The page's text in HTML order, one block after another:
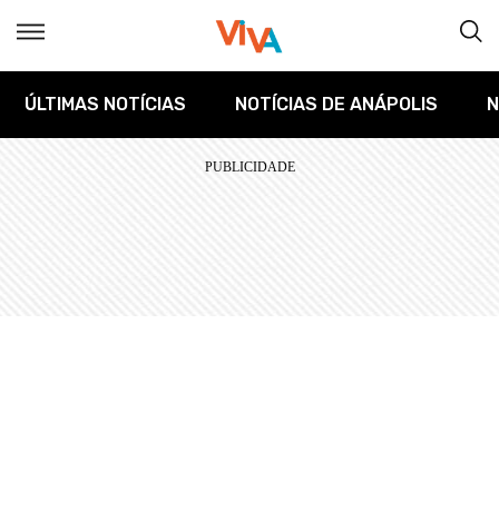
ÚLTIMAS NOTÍCIAS NOTÍCIAS DE ANÁPOLIS